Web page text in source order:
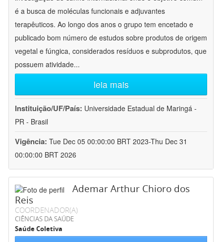
é a busca de moléculas funcionais e adjuvantes
terapêuticos. Ao longo dos anos o grupo tem encetado e
publicado bom número de estudos sobre produtos de origem
vegetal e fúngica, considerados resíduos e subprodutos, que
possuem atividade...
leia mais
Instituição/UF/País: Universidade Estadual de Maringá -
PR - Brasil
Vigência: Tue Dec 05 00:00:00 BRT 2023-Thu Dec 31
00:00:00 BRT 2026
Ademar Arthur Chioro dos
Reis
COORDENADOR(A)
CIÊNCIAS DA SAÚDE
Saúde Coletiva